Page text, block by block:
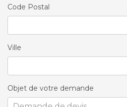
Code Postal
Ville
Objet de votre demande